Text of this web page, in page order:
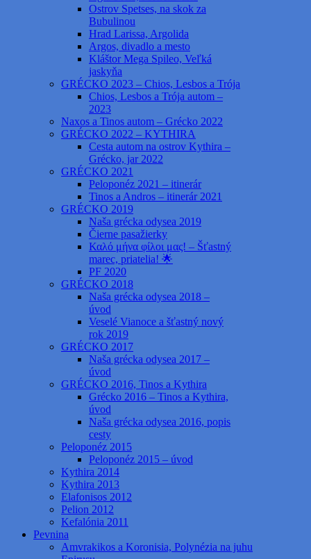
Ostrov Spetses, na skok za
Bubulinou
Hrad Larissa, Argolida
Argos, divadlo a mesto
Kláštor Mega Spileo, Veľká
jaskyňa
GRÉCKO 2023 – Chios, Lesbos a Trója
Chios, Lesbos a Trója autom –
2023
Naxos a Tinos autom – Grécko 2022
GRÉCKO 2022 – KYTHIRA
Cesta autom na ostrov Kythira –
Grécko, jar 2022
GRÉCKO 2021
Peloponéz 2021 – itinerár
Tinos a Andros – itinerár 2021
GRÉCKO 2019
Naša grécka odysea 2019
Čierne pasažierky
Καλό μήνα φίλοι μας! – Šťastný
marec, priatelia! 🌟
PF 2020
GRÉCKO 2018
Naša grécka odysea 2018 –
úvod
Veselé Vianoce a šťastný nový
rok 2019
GRÉCKO 2017
Naša grécka odysea 2017 –
úvod
GRÉCKO 2016, Tinos a Kythira
Grécko 2016 – Tinos a Kythira,
úvod
Naša grécka odysea 2016, popis
cesty
Peloponéz 2015
Peloponéz 2015 – úvod
Kythira 2014
Kythira 2013
Elafonisos 2012
Pelion 2012
Kefalónia 2011
Pevnina
Amvrakikos a Koronisia, Polynézia na juhu